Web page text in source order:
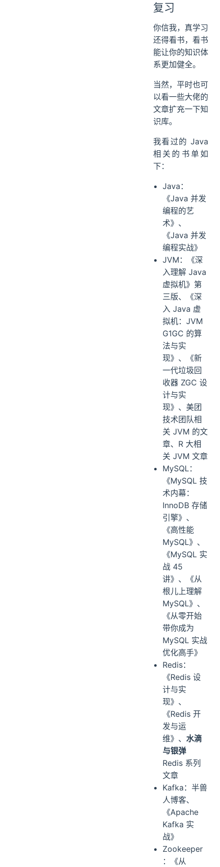
复习
你信我，真学习
还得看书，看书
能让你的知识体
系更加健全。
当然，平时也可
以看一些大佬的
文章扩充一下知
识库。
我看过的 Java
相关的书单如
下：
Java：
《Java 并发
编程的艺
术》、
《Java 并发
编程实战》
JVM：《深
入理解 Java
虚拟机》第
三版、《深
入 Java 虚
拟机：JVM
G1GC 的算
法与实
现》、《新
一代垃圾回
收器 ZGC 设
计与实
现》、美团
技术团队相
关 JVM 的文
章、R 大相
关 JVM 文章
MySQL：
《MySQL 技
术内幕：
InnoDB 存储
引擎》、
《高性能
MySQL》、
《MySQL 实
战 45
讲》、《从
根儿上理解
MySQL》、
《从零开始
带你成为
MySQL 实战
优化高手》
Redis：
《Redis 设
计与实
现》、
《Redis 开
发与运
维》、水滴
与银弹
Redis 系列
文章
Kafka：半兽
人博客、
《Apache
Kafka 实
战》
Zookeeper
：《从